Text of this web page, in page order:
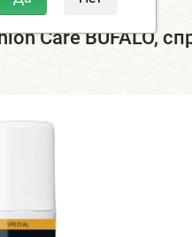
Care BUFALO,